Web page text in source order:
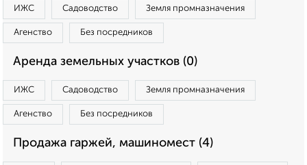
ИЖС Садоводство Земля промназначения
Агенство Без посредников
Аренда земельных участков (0)
ИЖС Садоводство Земля промназначения
Агенство Без посредников
Продажа гаржей, машиномест (4)